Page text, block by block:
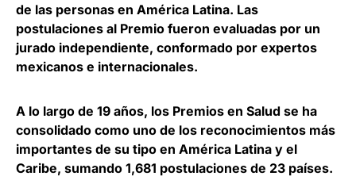
de las personas en América Latina. Las
postulaciones al Premio fueron evaluadas por un
jurado independiente, conformado por expertos
mexicanos e internacionales.
A lo largo de 19 años, los Premios en Salud se ha
consolidado como uno de los reconocimientos más
importantes de su tipo en América Latina y el
Caribe, sumando 1,681 postulaciones de 23 países.